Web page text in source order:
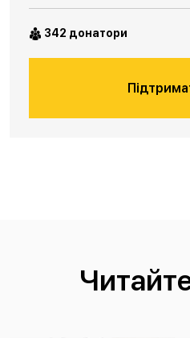
342 донатори